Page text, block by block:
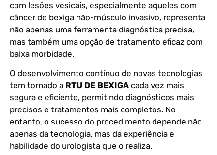
com lesões vesicais, especialmente aqueles com
câncer de bexiga não-músculo invasivo, representa
não apenas uma ferramenta diagnóstica precisa,
mas também uma opção de tratamento eficaz com
baixa morbidade.
O desenvolvimento contínuo de novas tecnologias
tem tornado a RTU DE BEXIGA cada vez mais
segura e eficiente, permitindo diagnósticos mais
precisos e tratamentos mais completos. No
entanto, o sucesso do procedimento depende não
apenas da tecnologia, mas da experiência e
habilidade do urologista que o realiza.